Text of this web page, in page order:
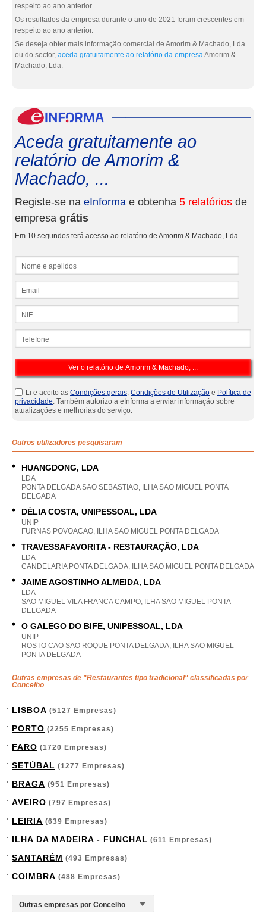
respeito ao ano anterior.
Os resultados da empresa durante o ano de 2021 foram crescentes em
respeito ao ano anterior.
Se deseja obter mais informação comercial de Amorim & Machado, Lda
ou do sector, aceda gratuitamente ao relatório da empresaAmorim &
Machado, Lda.
Aceda gratuitamente ao
relatório de Amorim &
Machado, ...
Registe-se na eInforma e obtenha 5 relatórios de
empresa grátis
Em 10 segundos terá acesso ao relatório de Amorim & Machado, Lda
Li e aceito as Condições gerais, Condições de Utilização e Política de
privacidade. Também autorizo a eInforma a enviar informação sobre
atualizações e melhorias do serviço.
Outros utilizadores pesquisaram
HUANGDONG, LDA
LDA
PONTA DELGADA SAO SEBASTIAO, ILHA SAO MIGUEL PONTA
DELGADA
DÉLIA COSTA, UNIPESSOAL, LDA
UNIP
FURNAS POVOACAO, ILHA SAO MIGUEL PONTA DELGADA
TRAVESSAFAVORITA - RESTAURAÇÃO, LDA
LDA
CANDELARIA PONTA DELGADA, ILHA SAO MIGUEL PONTA DELGADA
JAIME AGOSTINHO ALMEIDA, LDA
LDA
SAO MIGUEL VILA FRANCA CAMPO, ILHA SAO MIGUEL PONTA
DELGADA
O GALEGO DO BIFE, UNIPESSOAL, LDA
UNIP
ROSTO CAO SAO ROQUE PONTA DELGADA, ILHA SAO MIGUEL
PONTA DELGADA
Outras empresas de "Restaurantes tipo tradicional" classificadas por
Concelho
LISBOA (5127 Empresas)
PORTO (2255 Empresas)
FARO (1720 Empresas)
SETÚBAL (1277 Empresas)
BRAGA (951 Empresas)
AVEIRO (797 Empresas)
LEIRIA (639 Empresas)
ILHA DA MADEIRA - FUNCHAL (611 Empresas)
SANTARÉM (493 Empresas)
COIMBRA (488 Empresas)